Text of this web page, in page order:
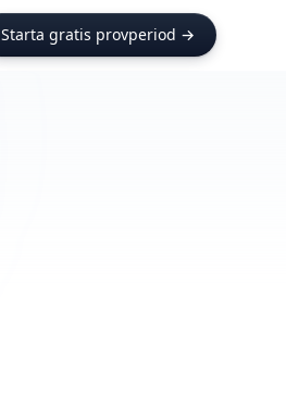
Starta gratis provperiod →